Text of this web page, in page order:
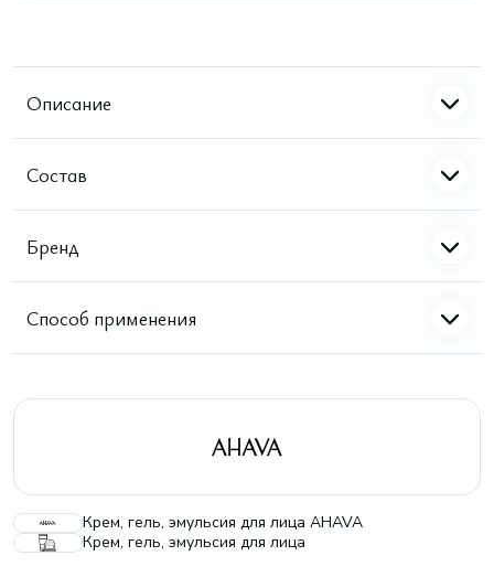
Описание
Состав
Бренд
Способ применения
Крем, гель, эмульсия для лица AHAVA
Крем, гель, эмульсия для лица